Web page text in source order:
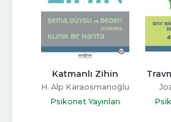
Katmanlı Zihin
H. Alp Karaosmanoğlu
Psikonet Yayınları